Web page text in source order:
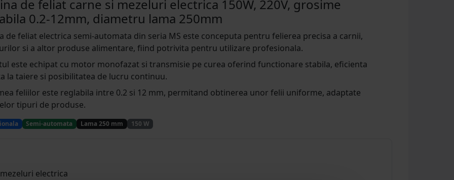
de feliat carne si mezeluri electrica 150W, 220V, grosime
0.2-12mm, diametru lama 250mm
de feliat electrica semi-automata din seria MS este conceputa pentru felierea precisa a carnii,
si a altor produse alimentare, fiind potrivita pentru utilizare profesionala.
este echipat cu motor monofazat si transmisie pe curea oferind functionare stabila, eficienta
la taiere si posibilitatea de lucru continuu.
feliilor este reglabila intre 0.2 si 12 mm, permitand obtinerea unor felii uniforme, adaptate
tipuri de produse.
Semi-automata Lama 250 mm 150 W
electrica